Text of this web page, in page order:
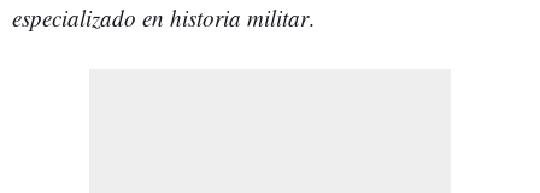
especializado en historia militar.